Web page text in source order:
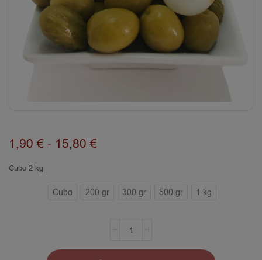
1,90 € - 15,80 €
Cubo 2 kg
Cubo 200 gr 300 gr 500 gr 1 kg